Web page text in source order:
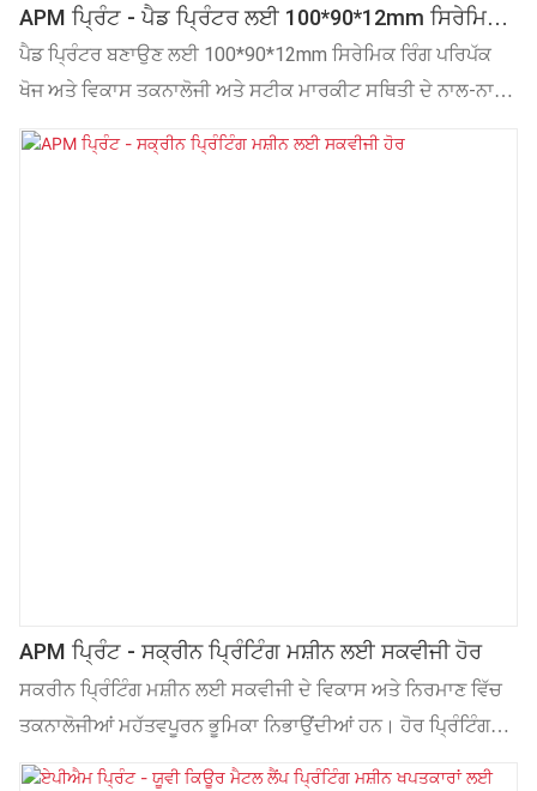
APM ਪ੍ਰਿੰਟ - ਪੈਡ ਪ੍ਰਿੰਟਰ ਲਈ 100*90*12mm ਸਿਰੇਮਿਕ
ਰਿੰਗ ਹੋਰ
ਪੈਡ ਪ੍ਰਿੰਟਰ ਬਣਾਉਣ ਲਈ 100*90*12mm ਸਿਰੇਮਿਕ ਰਿੰਗ ਪਰਿਪੱਕ
ਖੋਜ ਅਤੇ ਵਿਕਾਸ ਤਕਨਾਲੋਜੀ ਅਤੇ ਸਟੀਕ ਮਾਰਕੀਟ ਸਥਿਤੀ ਦੇ ਨਾਲ-ਨਾਲ
ਸਾਲਾਂ ਦੀ ਮਿਹਨਤੀ ਖੋਜ 'ਤੇ ਨਿਰਭਰ ਕਰਦੀ ਹੈ। ਇਸ ਤੋਂ ਇਲਾਵਾ, ਗਾਹਕਾਂ
ਦੀਆਂ ਖਾਸ ਜ਼ਰੂਰਤਾਂ ਨੂੰ ਪੂਰਾ ਕਰਨ ਲਈ ਅਨੁਕੂਲਿਤ ਉਤਪਾਦ ਵੀ ਪੇਸ਼ ਕੀਤਾ
APM ਪ੍ਰਿੰਟ - ਸਕ੍ਰੀਨ ਪ੍ਰਿੰਟਿੰਗ ਮਸ਼ੀਨ ਲਈ ਸਕਵੀਜੀ ਹੋਰ
ਸਕਰੀਨ ਪ੍ਰਿੰਟਿੰਗ ਮਸ਼ੀਨ ਲਈ ਸਕਵੀਜੀ ਦੇ ਵਿਕਾਸ ਅਤੇ ਨਿਰਮਾਣ ਵਿੱਚ
ਤਕਨਾਲੋਜੀਆਂ ਮਹੱਤਵਪੂਰਨ ਭੂਮਿਕਾ ਨਿਭਾਉਂਦੀਆਂ ਹਨ। ਹੋਰ ਪ੍ਰਿੰਟਿੰਗ
ਸਮੱਗਰੀ ਦੇ ਖੇਤਰ(ਖੇਤਰਾਂ) ਵਿੱਚ, ਇਹ ਬਹੁਤ ਵਧੀਆ ਢੰਗ ਨਾਲ ਕੰਮ ਕਰਦਾ